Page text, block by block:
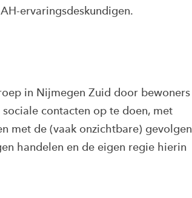
ervaringsdeskundigen.
in Nijmegen Zuid door bewoners
contacten op te doen, met
met de (vaak onzichtbare) gevolgen
handelen en de eigen regie hierin